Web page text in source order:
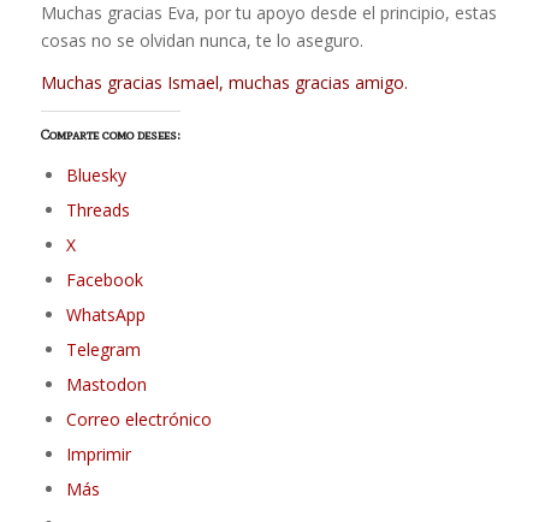
Muchas gracias Eva, por tu apoyo desde el principio, estas
cosas no se olvidan nunca, te lo aseguro.
Muchas gracias Ismael, muchas gracias amigo.
Comparte como desees:
Bluesky
Threads
X
Facebook
WhatsApp
Telegram
Mastodon
Correo electrónico
Imprimir
Más